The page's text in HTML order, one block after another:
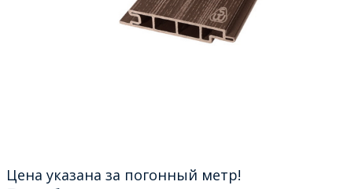
Цена указана за погонный метр!